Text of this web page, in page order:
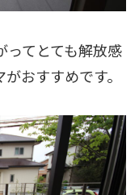
ってとても解放感
おすすめです。